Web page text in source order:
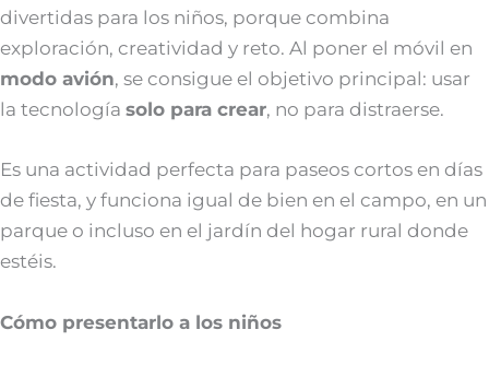
divertidas para los niños, porque combina
exploración, creatividad y reto. Al poner el móvil en
modo avión, se consigue el objetivo principal: usar
la tecnología solo para crear, no para distraerse.
Es una actividad perfecta para paseos cortos en días
de fiesta, y funciona igual de bien en el campo, en un
parque o incluso en el jardín del hogar rural donde
estéis.
Cómo presentarlo a los niños